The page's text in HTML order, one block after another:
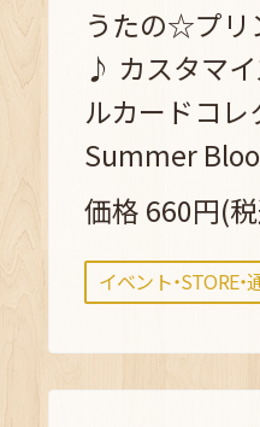
うたの☆プリ
♪ カスタマ
ルカードコレ
Summer
価格 660円(
イベント・STORE